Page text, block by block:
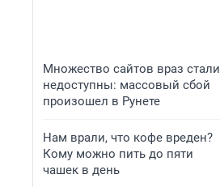
Множество сайтов враз стали
недоступны: массовый сбой
произошел в Рунете
Нам врали, что кофе вреден?
Кому можно пить до пяти
чашек в день